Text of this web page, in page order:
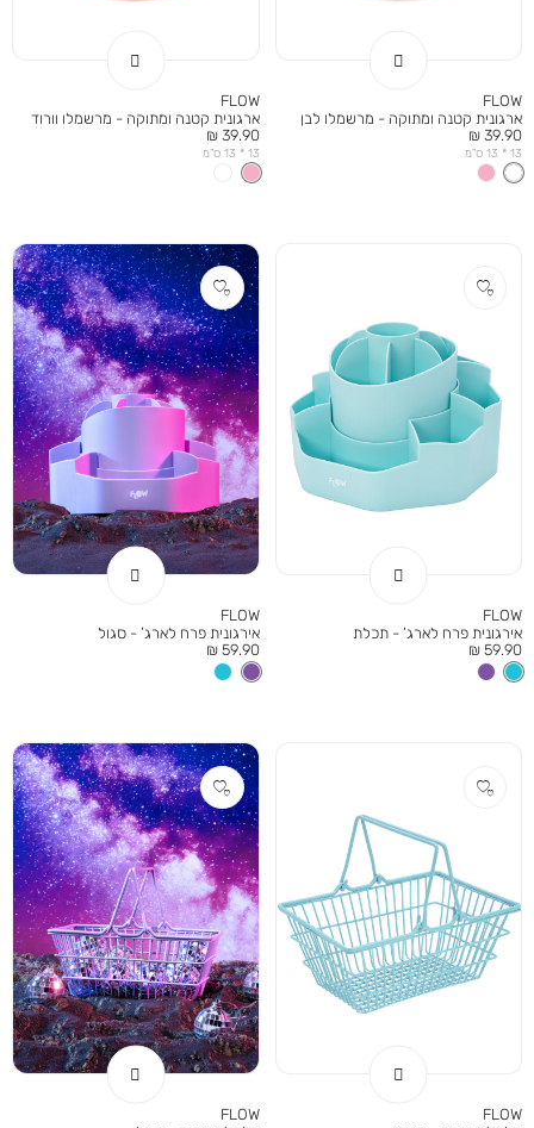
FLOW
ארגונית קטנה ומתוקה - מרשמלו לבן
מחיר
מוצר
39.90 ₪
13 * 13 ס”מ
FLOW
ארגונית קטנה ומתוקה - מרשמלו וורוד
מחיר
מוצר
39.90 ₪
13 * 13 ס”מ
FLOW
אירגונית פרח לארג’ - תכלת
מחיר
מוצר
59.90 ₪
FLOW
אירגונית פרח לארג’ - סגול
מחיר
מוצר
59.90 ₪
FLOW
FLOW